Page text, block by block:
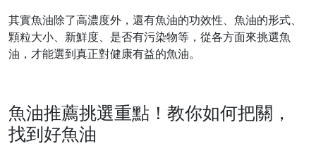
其實魚油除了高濃度外，還有魚油的功效性、魚油的形式、
顆粒大小、新鮮度、是否有污染物等，從各方面來挑選魚
油，才能選到真正對健康有益的魚油。
魚油推薦挑選重點！教你如何把關，
找到好魚油